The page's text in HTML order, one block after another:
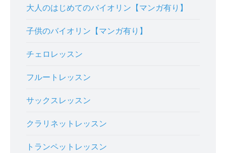
大人のはじめてのバイオリン【マンガ有り】
子供のバイオリン【マンガ有り】
チェロレッスン
フルートレッスン
サックスレッスン
クラリネットレッスン
トランペットレッスン